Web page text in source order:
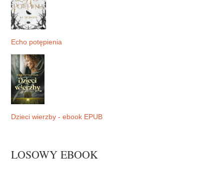
Echo potępienia
Dzieci wierzby - ebook EPUB
LOSOWY EBOOK